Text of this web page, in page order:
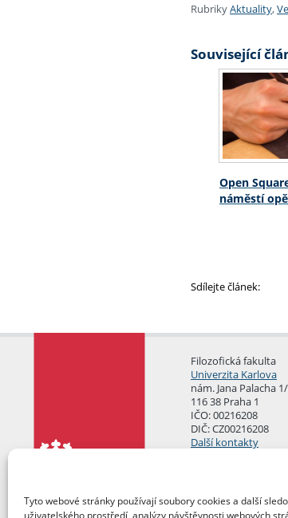
Tyto webové stránky používají soubory cookies a další
uživatelského prostředí, analýzy návštěvnosti webových
RubrikyAktuality,
Související
Open
náměstí
Sdílejte článek:
Filozofická fakulta
Univerzita Karlova
nám. Jana Palacha
116 38 Praha 1
IČO: 00216208
DIČ: CZ00216208
Další kontakty